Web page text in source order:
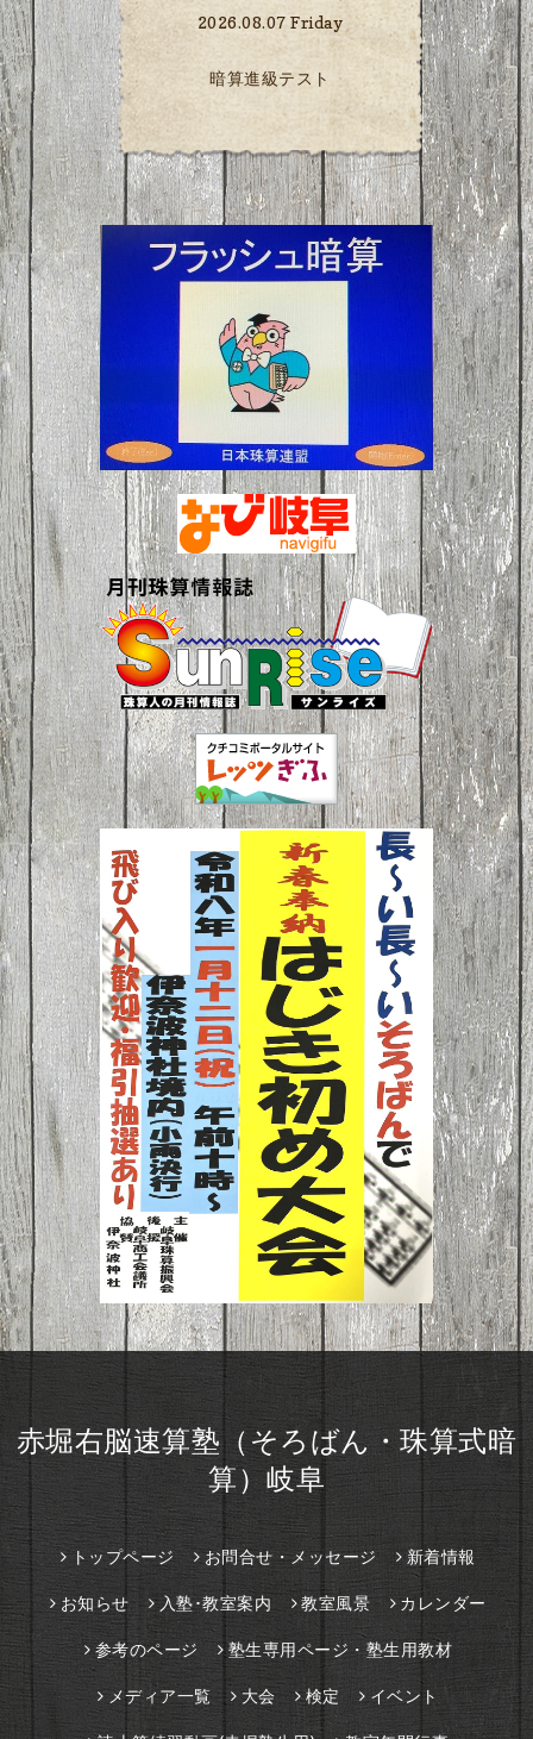
2026.08.07 Friday
暗算進級テスト
赤堀右脳速算塾（そろばん・珠算式暗
算）岐阜
トップページ お問合せ・メッセージ 新着情報
お知らせ 入塾･教室案内 教室風景 カレンダー
参考のページ 塾生専用ページ・塾生用教材
メディア一覧 大会 検定 イベント